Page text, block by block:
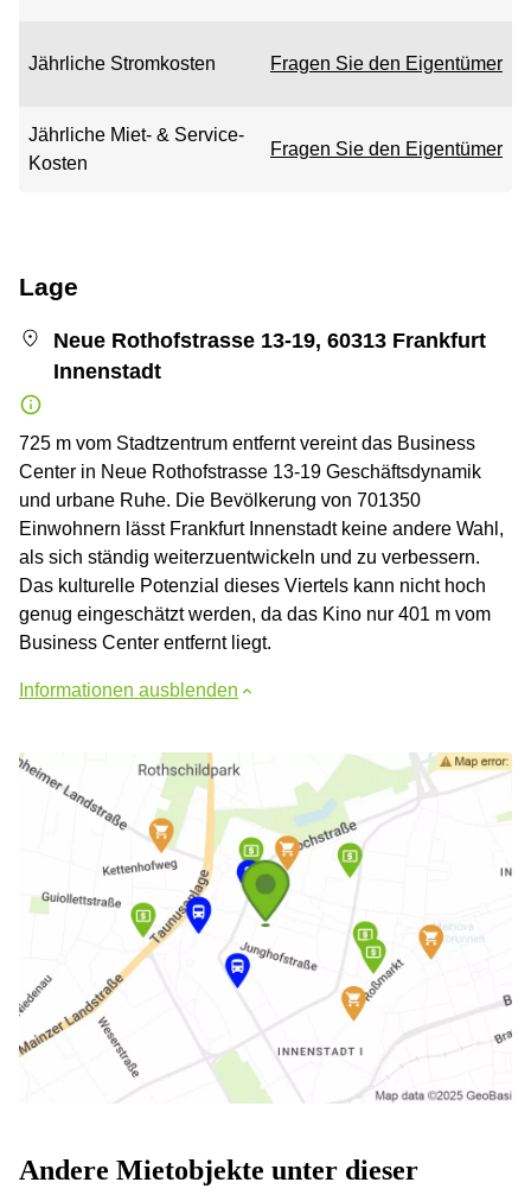
Jährliche Stromkosten Fragen Sie den Eigentümer
Jährliche Miet- & Service-
Kosten
Fragen Sie den Eigentümer
Lage
Neue Rothofstrasse 13-19, 60313 Frankfurt
Innenstadt
725 m vom Stadtzentrum entfernt vereint das Business
Center in Neue Rothofstrasse 13-19 Geschäftsdynamik
und urbane Ruhe. Die Bevölkerung von 701350
Einwohnern lässt Frankfurt Innenstadt keine andere Wahl,
als sich ständig weiterzuentwickeln und zu verbessern.
Das kulturelle Potenzial dieses Viertels kann nicht hoch
genug eingeschätzt werden, da das Kino nur 401 m vom
Business Center entfernt liegt.
Informationen ausblenden
Andere Mietobjekte unter dieser